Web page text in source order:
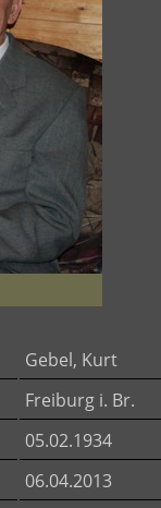
Gebel, Kurt
Freiburg i. Br.
05.02.1934
06.04.2013